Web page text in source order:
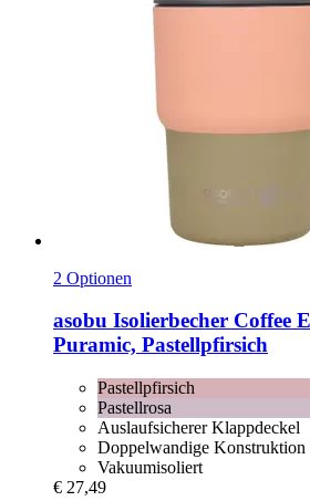
2 Optionen
asobu Isolierbecher Coffee
Puramic, Pastellpfirsich
Pastellpfirsich
Pastellrosa
Auslaufsicherer Klappdeckel
Doppelwandige Konstruktion
Vakuumisoliert
€ 27,49